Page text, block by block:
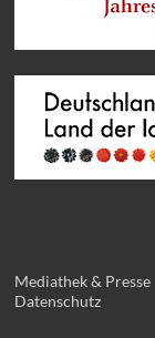
Mediathek & Presse
Datenschutz